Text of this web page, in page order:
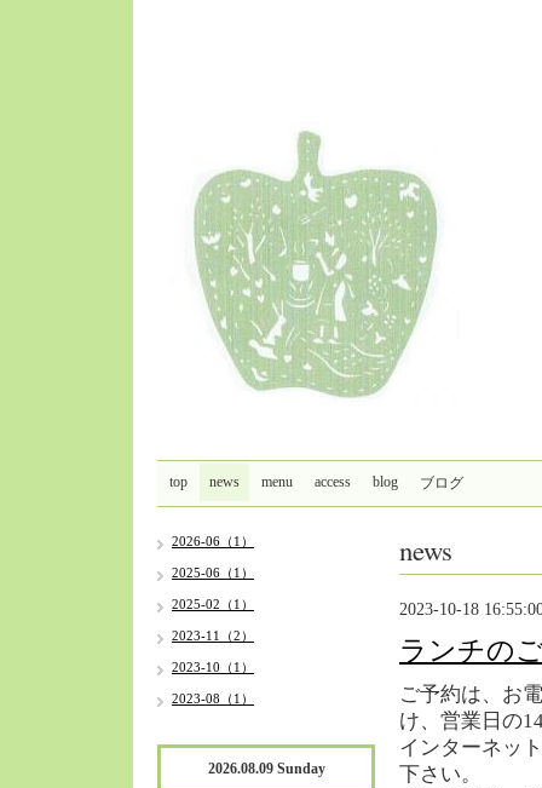
top news menu access blog ブログ
news
2023-10-18
ランチの
ご予約は、お
け、営業日の
インターネッ
下さい。
2026-06（1）
2025-06（1）
2025-02（1）
2023-11（2）
2023-10（1）
2023-08（1）
2026.08.09 Sunday